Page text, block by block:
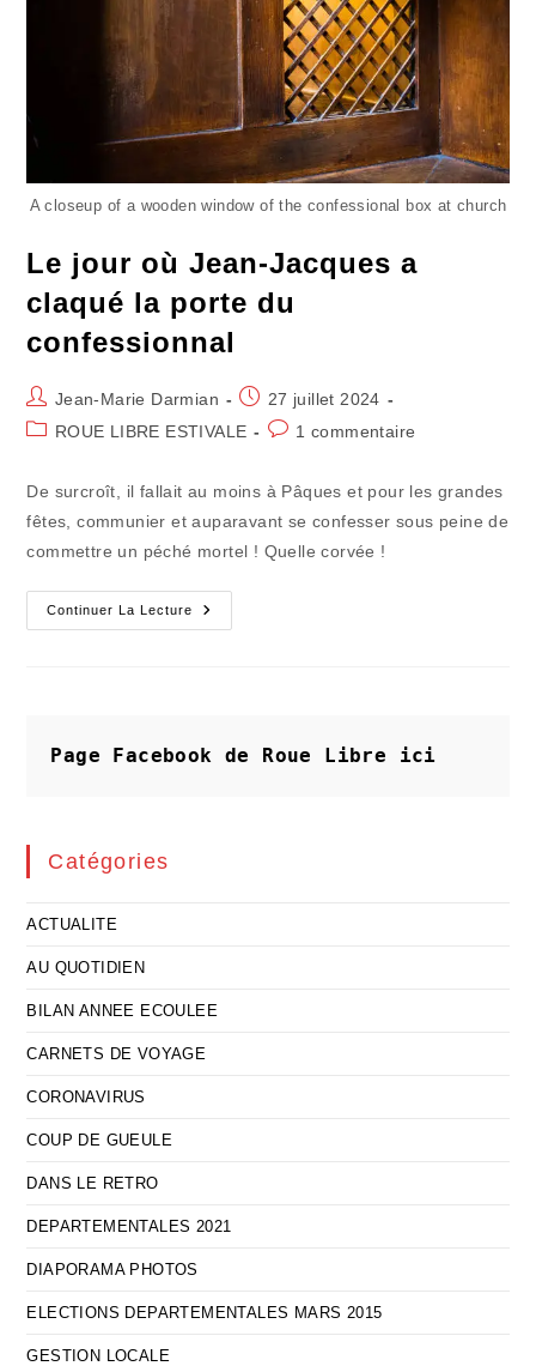
A closeup of a wooden window of the confessional box at church
Le jour où Jean-Jacques a
claqué la porte du
confessionnal
Auteur/autrice
de
Jean-Marie Darmian
Publication
publiée :
27 juillet 2024
PostROUE LIBRE ESTIVALE
Commentaires
publication :
1 commentaire
De surcroît, il fallait au moins à Pâques et pour les grandes
fêtes, communier et auparavant se confesser sous peine de
commettre un péché mortel ! Quelle corvée !
Continuer La Lecture
Le
Jour
Porte
Du
Page Facebook de Roue Libre ici
Catégories
ACTUALITE
AU QUOTIDIEN
BILAN ANNEE ECOULEE
CARNETS DE VOYAGE
CORONAVIRUS
COUP DE GUEULE
DANS LE RETRO
DEPARTEMENTALES 2021
DIAPORAMA PHOTOS
ELECTIONS DEPARTEMENTALES MARS 2015
GESTION LOCALE